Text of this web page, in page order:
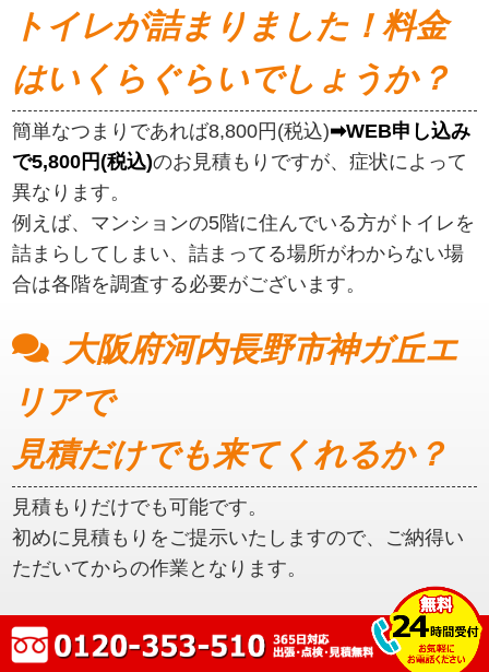
トイレが詰まりました！料金
はいくらぐらいでしょうか？
簡単なつまりであれば8,800円(税込)➡WEB申し込み
で5,800円(税込)のお見積もりですが、症状によって
異なります。
例えば、マンションの5階に住んでいる方がトイレを
詰まらしてしまい、詰まってる場所がわからない場
合は各階を調査する必要がございます。
大阪府河内長野市神ガ丘エ
リアで
見積だけでも来てくれるか？
見積もりだけでも可能です。
初めに見積もりをご提示いたしますので、ご納得い
ただいてからの作業となります。
大阪府河内長野市神ガ丘エ